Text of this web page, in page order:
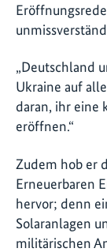
„Deutschland
Ukraine auf
daran, ihr eine
eröffnen.“
Zudem hob er
Erneuerbaren
hervor; denn
Solaranlagen
militärischen